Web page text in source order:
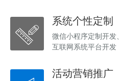
系统个性定制
微信小程序定制开发
互联网系统平台开发
活动营销推广